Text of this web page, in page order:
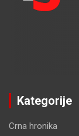
Kategorije
Crna hronika